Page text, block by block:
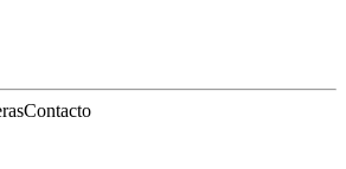
Contacto